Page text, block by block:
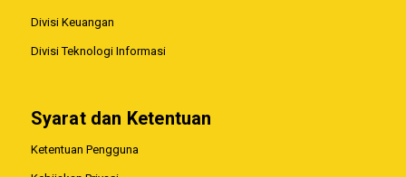
Divisi Keuangan
Divisi Teknologi Informasi
Syarat dan Ketentuan
Ketentuan Pengguna